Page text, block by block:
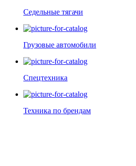
Седельные тягачи
Грузовые автомобили
Спецтехника
Техника по брендам